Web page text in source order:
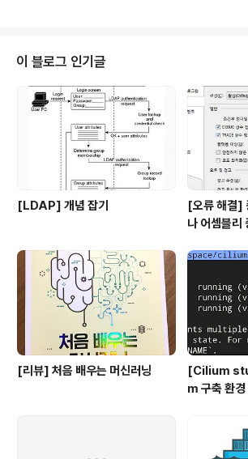
서 제공하는 kube-prometheus를 사용하면 Prometh
eus를 간단하게 설치할 수 있고, 설치 절차는 다음과 같다.
1. Git clone git clone https://github.com/coreos/
kube-prometheus.git 2. 의존성..
이 블로그 인기글
[LDAP] 개념 잡기
[오류 해결]
나 어셈블리
[리뷰] 처음 배우는 머신러닝
[Cilium
m 구축 환경